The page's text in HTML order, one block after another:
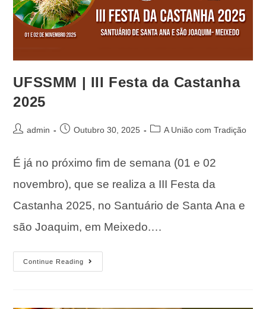
UFSSMM | III Festa da Castanha
2025
admin Outubro 30, 2025 A União com Tradição
É já no próximo fim de semana (01 e 02
novembro), que se realiza a III Festa da
Castanha 2025, no Santuário de Santa Ana e
são Joaquim, em Meixedo.…
Continue Reading